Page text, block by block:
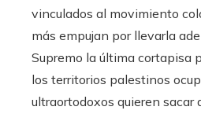
vinculados al movimiento
más empujan por llevarla
Supremo la última cortapisa
los territorios palestinos
ultraortodoxos quieren sacar